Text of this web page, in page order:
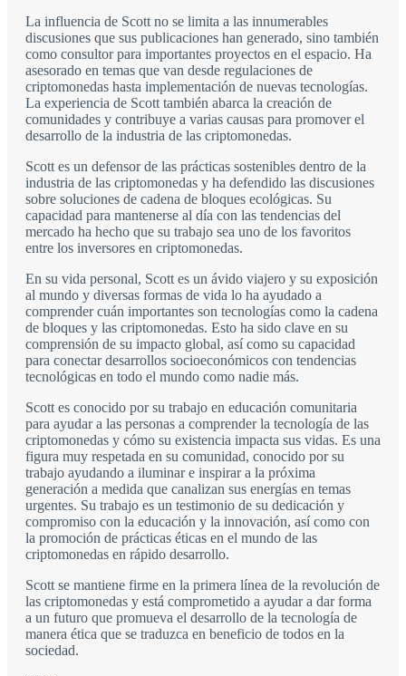
La influencia de Scott no se limita a las innumerables
discusiones que sus publicaciones han generado, sino también
como consultor para importantes proyectos en el espacio. Ha
asesorado en temas que van desde regulaciones de
criptomonedas hasta implementación de nuevas tecnologías.
La experiencia de Scott también abarca la creación de
comunidades y contribuye a varias causas para promover el
desarrollo de la industria de las criptomonedas.
Scott es un defensor de las prácticas sostenibles dentro de la
industria de las criptomonedas y ha defendido las discusiones
sobre soluciones de cadena de bloques ecológicas. Su
capacidad para mantenerse al día con las tendencias del
mercado ha hecho que su trabajo sea uno de los favoritos
entre los inversores en criptomonedas.
En su vida personal, Scott es un ávido viajero y su exposición
al mundo y diversas formas de vida lo ha ayudado a
comprender cuán importantes son tecnologías como la cadena
de bloques y las criptomonedas. Esto ha sido clave en su
comprensión de su impacto global, así como su capacidad
para conectar desarrollos socioeconómicos con tendencias
tecnológicas en todo el mundo como nadie más.
Scott es conocido por su trabajo en educación comunitaria
para ayudar a las personas a comprender la tecnología de las
criptomonedas y cómo su existencia impacta sus vidas. Es una
figura muy respetada en su comunidad, conocido por su
trabajo ayudando a iluminar e inspirar a la próxima
generación a medida que canalizan sus energías en temas
urgentes. Su trabajo es un testimonio de su dedicación y
compromiso con la educación y la innovación, así como con
la promoción de prácticas éticas en el mundo de las
criptomonedas en rápido desarrollo.
Scott se mantiene firme en la primera línea de la revolución de
las criptomonedas y está comprometido a ayudar a dar forma
a un futuro que promueva el desarrollo de la tecnología de
manera ética que se traduzca en beneficio de todos en la
sociedad.